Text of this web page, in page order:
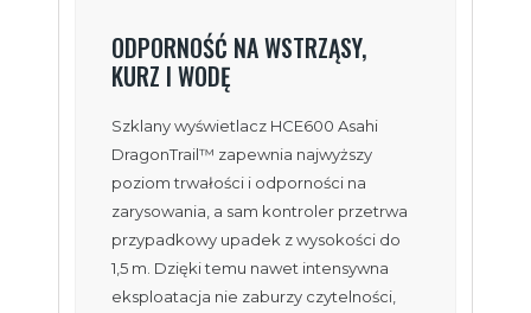
ODPORNOŚĆ NA WSTRZĄSY,
KURZ I WODĘ
Szklany wyświetlacz HCE600 Asahi
DragonTrail™ zapewnia najwyższy
poziom trwałości i odporności na
zarysowania, a sam kontroler przetrwa
przypadkowy upadek z wysokości do
1,5 m. Dzięki temu nawet intensywna
eksploatacja nie zaburzy czytelności,